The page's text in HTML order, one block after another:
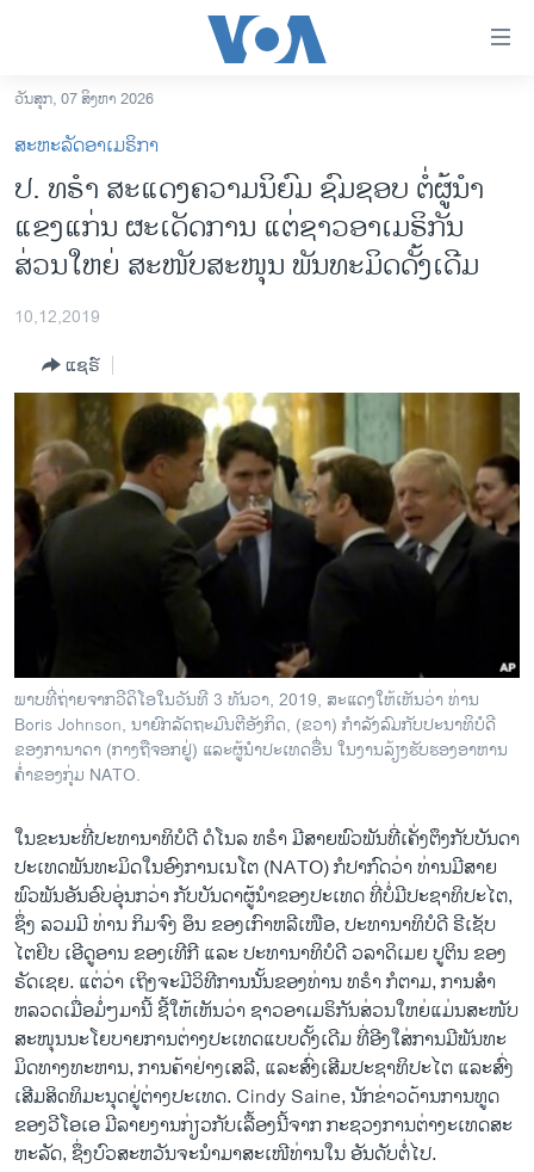
ເຂົ້າ
ຫາ
ຂ້າມ
ຂ້າມ
ໄປ
ຫາ
ຊອກ
ອາເມຣິກາ
ການເລືອກຕັ້ງ ປະທານາທີບໍດີ ສະຫະລັດ 2024
ອິດສະຫຼະພາບດ້ານການຂ່າວ
ຊີວິດຊາວລາວ
ຊຸມຊົນຊາວລາວ
ວິທະຍາສາດ-ເທັກໂນໂລຈີ
ວີດີໂອ
ສຽງ
ລາຍການກະຈາຍສຽງ
ຕິດຕາມພວກເຮົາ ທີ່
ພາສາຕ່າງໆ
ວັນສຸກ, 07 ສິງຫາ 2026
ສະຫະລັດອາເມຣິກາ
ປ. ທ​ຣຳ ສະ​ແດງຄວາມນິ​ຍົມ ຊົມ​ຊອບ​ ຕໍ່ຜູ້ນຳ​
ແຂງ​ແກ່ນ ຜະ​ເດັດ​ການ ແຕ່​ຊາວອາ​ເມ​ຣິ​ກັນ
ສ່ວນ​ໃຫຍ່ ສະ​ໜັບ​ສະ​ໜຸນ ພັນ​ທະ​ມິດ​ດັ້ງ​ເດີມ
10,12,2019
ແຊຣ໌
ພາບ​ທີ່​ຖ່າຍ​ຈາກວີ​ດິ​ໂອ​ໃນ​ວັນ​ທີ 3 ທັນ​ວາ, 2019, ສະ​ແດງ​ໃຫ້​ເຫັນ​ວ່າ ທ່ານ
Boris Johnson, ນາ​ຍົກ​ລັດ​ຖະ​ມົນ​ຕີ​ອັງ​ກິດ, (ຂວາ) ກຳ​ລັງ​ລົມ​ກັບ​ປະ​ນາ​ທິ​ບໍ​ດີ
ຂອງ​ກາ​ນາ​ດາ (ກາງ​ຖື​ຈອກ​ຢູ່) ແລະ​ຜູ້​ນຳປະ​ເທດ​ອື່ນ ໃນ​ງານ​ລ້ຽງ​ຮັບ​ຮອງ​ອາ​ຫານ​
ຄ່ຳ​ຂອງກຸ່ມ NATO.
ໃນ​ຂະ​ນະ​ທີ່ປະ​ທາ​ນາ​ທິ​ບໍ​ດີ ດໍ​ໂນ​ລ ທ​ຣຳ ​ມີ​ສາຍ​ພົວ​ພັນ​ທີ່​ເຄັ່ງ​ຕຶງ​ກັບ​ບັນ​ດາ​
ປະ​ເທດ​ພັນ​ທະ​ມິດ​ໃນ​ອົງ​ການ​ເນ​ໂຕ (NATO) ກໍ​ປາ​ກົດ​ວ່າ ທ່ານມີ​ສາຍ​
ພົວ​ພັນ​ອັນ​ອົບ​ອຸ່ນກວ່າ​ ກັບ​ບັນ​ດາ​ຜູ້​ນຳ​ຂອງ​ປະ​ເທດ ​ທີ່ບໍ່​ມີ​ປະ​ຊາ​ທິ​ປະ​ໄຕ,
ຊຶ່ງ ລວມ​ມີ ທ່ານ ກິມ​ຈົງ ອຶນ​ ຂອງເກົາ​ຫລີ​ເໜືອ, ປະ​ທາ​ນາ​ທິ​ບໍ​ດີ ຣີ​ເຊັບ
ໄຕ​ຢິບ ເອີດູ​ອານ ຂອງ​ເທີ​ກີ ແລະ ປະ​ທາ​ນາ​ທິ​ບໍ​ດີ ວ​ລາ​ດິ​ເມຍ ປູ​ຕິນ​ ຂອງ​
ຣັດ​ເຊຍ. ແຕ່​ວ່າ ເຖິງ​ຈະ​ມີ​ວິ​ທີ​ການນັ້ນ​ຂອງ​ທ່ານ ທ​ຣຳ ກໍຕາມ, ການ​ສຳ​
ຫລວດ​ເມື່ອມໍ່ໆ​ມານີ້ ຊີ້​ໃຫ້​ເຫັນ​ວ່າ ຊາວ​ອາ​ເມ​ຣິ​ກັນ​ສ່ວນ​ໃຫ​ຍ່ແມ່ນສະ​ໜັບ​
ສະ​ໜຸນ​ນະ​ໂຍ​ບາຍ​ການ​ຕ່າງ​ປະ​ເທດ​ແບບດັ້ງ​ເດີມ ທີ່​ອີງ​ໃສ່​ການ​ມີ​ພັນ​ທະ​
ມິດ​ທາງ​ທະ​ຫານ, ການ​ຄ້າ​ຢ່າງ​ເສ​ລີ, ແລະສົ່ງ​ເສີມ​ປະ​ຊາ​ທິ​ປະ​ໄຕ ແລະສົ່ງ​
ເສີມ​ສິດ​ທິ​ມະ​ນຸດ​ຢູ່​ຕ່າງ​ປະ​ເທດ. Cindy Saine, ນັກ​ຂ່າວດ້ານ​ການ​ທູດ​
ຂອງວີ​ໂອ​ເອ​ ມີ​ລາຍ​ງານ​ກ່ຽວ​ກັບ​ເລື້ອງນີ້​ຈາກ ກະ​ຊວງ​ການ​ຕ່າ​ງະ​ເທດ​ສະ​
ຫະ​ລັດ, ຊຶ່ງ​ບົວ​ສະ​ຫວັນ​ຈະ​ນຳ​ມາ​ສະ​ເໜີ​ທ່ານ​ໃນ ອັນ​ດັບ​ຕໍ່​ໄປ.